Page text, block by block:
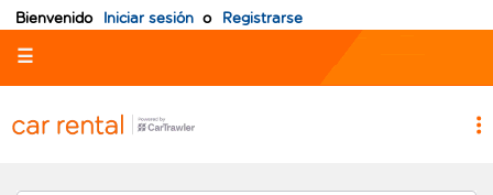
Bienvenido Iniciar sesión o Registrarse
☰